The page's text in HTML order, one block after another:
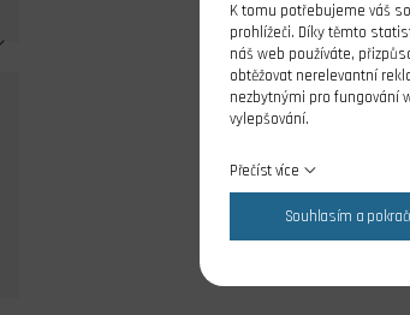
K tomu potřebujeme váš
prohlížeči. Díky těmto
náš web používáte,
obtěžovat nerelevantní
nezbytnými pro fungování
vylepšování.
Přečíst více
Souhlasím a